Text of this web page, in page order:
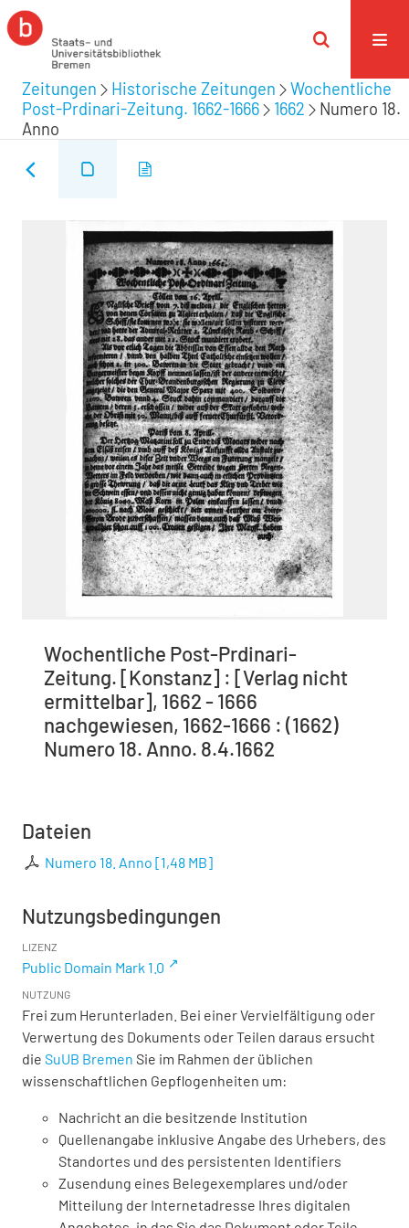
Zeitungen Historische Zeitungen
Wochentliche
Post-Prdinari-Zeitung. 1662-1666
1662
Numero 18.
Anno
Wochentliche Post-Prdinari-
Zeitung. [Konstanz] : [Verlag nicht
ermittelbar], 1662 - 1666
nachgewiesen, 1662-1666 : (1662)
Numero 18. Anno. 8.4.1662
Dateien
Numero 18. Anno [1,48 MB]
Nutzungsbedingungen
LIZENZ
Public Domain Mark 1.0
NUTZUNG
Frei zum Herunterladen. Bei einer Vervielfältigung oder
Verwertung des Dokuments oder Teilen daraus ersucht
die SuUB Bremen Sie im Rahmen der üblichen
wissenschaftlichen Gepflogenheiten um:
Nachricht an die besitzende Institution
Quellenangabe inklusive Angabe des Urhebers, des
Standortes und des persistenten Identifiers
Zusendung eines Belegexemplares und/oder
Mitteilung der Internetadresse Ihres digitalen